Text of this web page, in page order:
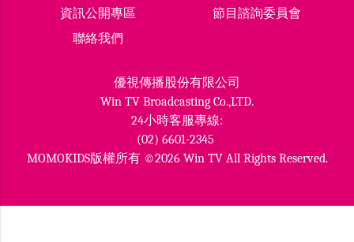
資訊公開專區
節目諮詢委員會
聯絡我們
優視傳播股份有限公司
Win TV Broadcasting Co.,LTD.
24小時客服專線:
(02) 6601-2345
MOMOKIDS版權所有 ©2026 Win TV All Rights Reserved.